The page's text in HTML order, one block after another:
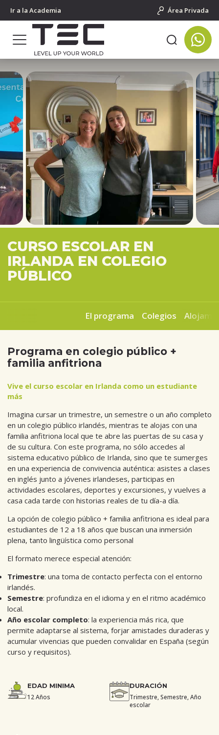
Ir a la Academia Área Privada
Portada Año escolar en el extranjero Irlanda
CURSO ESCOLAR EN
IRLANDA EN COLEGIO
PÚBLICO
El programa Colegios
Programa en colegio público +
familia anfitriona
Vive el curso escolar en Irlanda como un estudiante
más
Imagina cursar un trimestre, un semestre o un año completo
en un colegio público irlandés, mientras te alojas con una
familia anfitriona local que te abre las puertas de su casa y
de su cultura. Con este programa, no sólo accedes al
sistema educativo público de Irlanda, sino que te sumerges
en una experiencia de convivencia auténtica: asistes a clases
en inglés junto a jóvenes irlandeses, participas en
actividades escolares, deportes y excursiones, y vuelves a
casa cada tarde con historias reales de tu día-a día.
La opción de colegio público + familia anfitriona es ideal para
estudiantes de 12 a 18 años que buscan una inmersión
plena, tanto lingüística como personal
El formato merece especial atención:
Trimestre: una toma de contacto perfecta con el entorno
irlandés.
Semestre: profundiza en el idioma y en el ritmo académico
local.
Año escolar completo: la experiencia más rica, que
permite adaptarse al sistema, forjar amistades duraderas y
acumular vivencias que pueden convalidar en España (según
curso y requisitos).
EDAD MINIMA
12 Años
DURACIÓN
Trimestre, Semestre, Año
escolar